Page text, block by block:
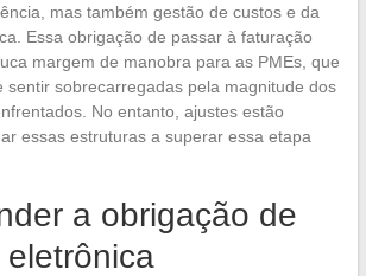
mas também gestão de custos e da
Essa obrigação de passar à faturação
margem de manobra para as PMEs, que
sentir sobrecarregadas pela magnitude dos
No entanto, ajustes estão
essas estruturas a superar essa etapa
a obrigação de